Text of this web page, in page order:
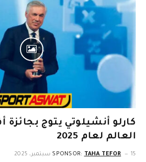
كارلو أنشيلوتي يتوج
العالم لعام 2025
SPONSOR: TAHA TEFOR 15 سبتمبر، 2025